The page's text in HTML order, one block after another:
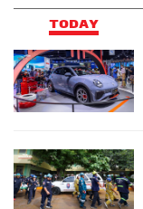
TODAY